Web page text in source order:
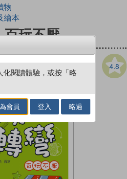
物
繪本
玩不厭
4.8
化閱讀體驗，或按「略
會員 登入 略過